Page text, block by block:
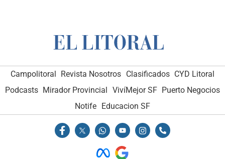
Campolitoral Revista Nosotros Clasificados CYD Litoral
Podcasts Mirador Provincial VivíMejor SF Puerto Negocios
Notife Educacion SF